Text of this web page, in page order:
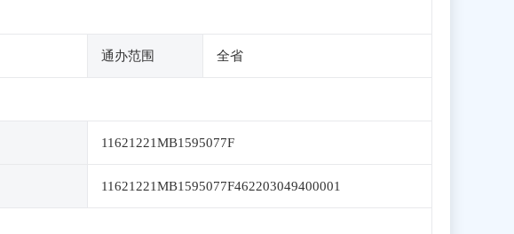
通办范围 全省
11621221MB1595077F
11621221MB1595077F462203049400001